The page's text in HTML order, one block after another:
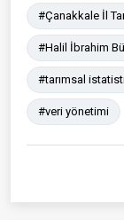
#Çanakkale İl
#Halil İbrahim
#tarımsal
#veri yönetimi